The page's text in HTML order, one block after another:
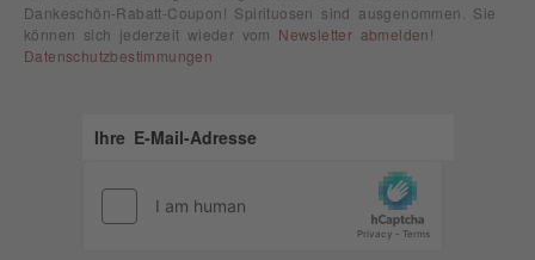
Dankeschön-Rabatt-Coupon! Spirituosen sind ausgenommen. Sie
können sich jederzeit wieder vom Newsletter abmelden !
Datenschutzbestimmungen